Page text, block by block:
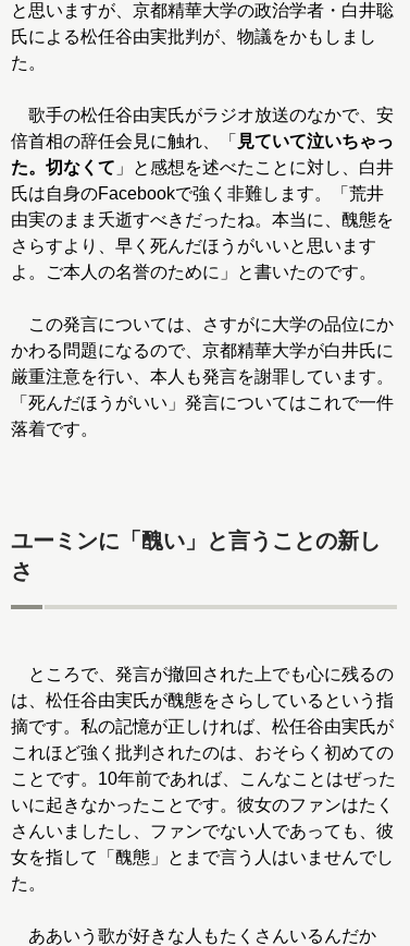
と思いますが、京都精華大学の政治学者・白井聡
氏による松任谷由実批判が、物議をかもしまし
た。
歌手の松任谷由実氏がラジオ放送のなかで、安
倍首相の辞任会見に触れ、「 見ていて泣いちゃっ
た。切なくて 」と感想を述べたことに対し、白井
氏は自身のFacebookで強く非難します。「荒井
由実のまま夭逝すべきだったね。本当に、醜態を
さらすより、早く死んだほうがいいと思います
よ。ご本人の名誉のために」と書いたのです。
この発言については、さすがに大学の品位にか
かわる問題になるので、京都精華大学が白井氏に
厳重注意を行い、本人も発言を謝罪しています。
「死んだほうがいい」発言についてはこれで一件
落着です。
ユーミンに「醜い」と言うことの新し
さ
ところで、発言が撤回された上でも心に残るの
は、松任谷由実氏が醜態をさらしているという指
摘です。私の記憶が正しければ、松任谷由実氏が
これほど強く批判されたのは、おそらく初めての
ことです。10年前であれば、こんなことはぜった
いに起きなかったことです。彼女のファンはたく
さんいましたし、ファンでない人であっても、彼
女を指して「醜態」とまで言う人はいませんでし
た。
ああいう歌が好きな人もたくさんいるんだか